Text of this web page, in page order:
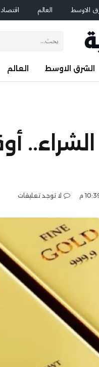
الاوسط العالم اقتصاد
الشرق الاوسط العالم
لا توجد تعليقات